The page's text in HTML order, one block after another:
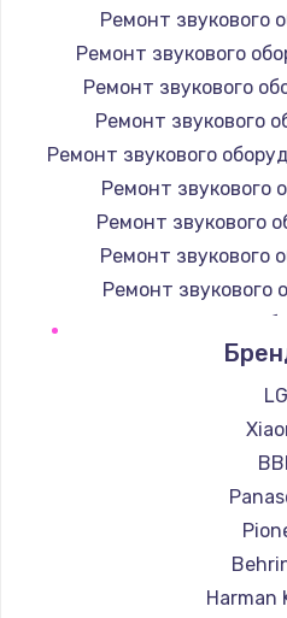
Ремонт звукового
Ремонт звукового
Ремонт звукового
Ремонт звукового
Ремонт звукового
Ремонт звукового
Ремонт звукового
Ремонт звукового
Ремонт звукового
Ремонт звукового
Ремонт звукового
LG
Harman